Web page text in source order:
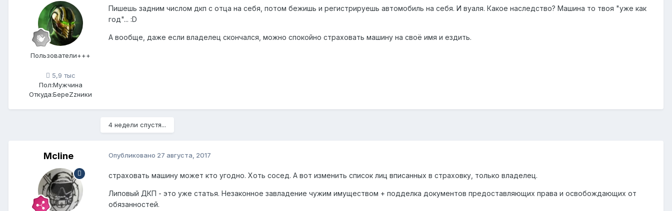
Пользователи+++
5,9 тыс
Пол:Мужчина
Откуда:БереZzники
Пишешь задним числом дкп с отца на себя, потом бежишь и регистрируешь автомобиль на себя. И вуаля. Какое наследство? Машина то твоя "уже как
год"... :D
А вообще, даже если владелец скончался, можно спокойно страховать машину на своё имя и ездить.
4 недели спустя...
Mcline Опубликовано 27 августа, 2017
страховать машину может кто угодно. Хоть сосед. А вот изменить список лиц вписанных в страховку, только владелец.
Липовый ДКП - это уже статья. Незаконное завладение чужим имуществом + подделка документов предоставляющих права и освобождающих от
обязанностей.